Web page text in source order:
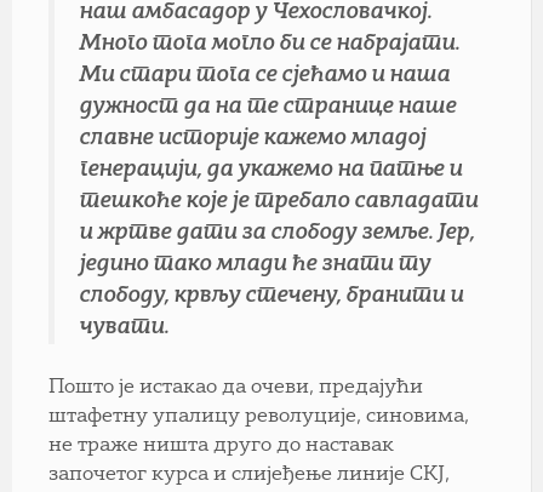
наш амбасадор у Чехословачкој.
Много тога могло би се набрајати.
Ми стари тога се сјећамо и наша
дужност да на те странице наше
славне историје кажемо младој
генерацији, да укажемо на патње и
тешкоће које је требало савладати
и жртве дати за слободу земље. Јер,
једино тако млади ће знати ту
слободу, крвљу стечену, бранити и
чувати.
Пошто је истакао да очеви, предајући
штафетну упалицу револуције, синовима,
не траже ништа друго до наставак
започетог курса и слијеђење линије СКЈ,